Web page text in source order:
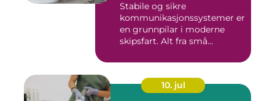
Stabile og sikre
kommunikasjonssystemer er
en grunnpilar i moderne
skipsfart. Alt fra små
10. jul